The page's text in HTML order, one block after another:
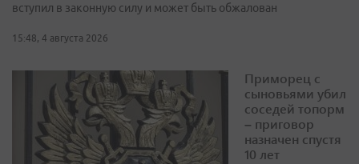
вступил в законную силу и может быть обжалован
15:48, 4 августа 2026
Приморец с
сыновьями убил
соседей топорм
– приговор
назначен спустя
10 лет